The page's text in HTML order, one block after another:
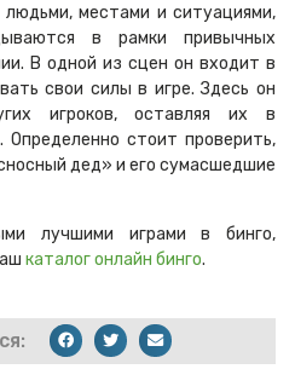
людьми, местами и ситуациями,
в рамки привычных
В одной из сцен он входит в
свои силы в игре. Здесь он
игроков, оставляя их в
стоит проверить,
дед» и его сумасшедшие
лучшими играми в бинго,
каталог онлайн бинго.